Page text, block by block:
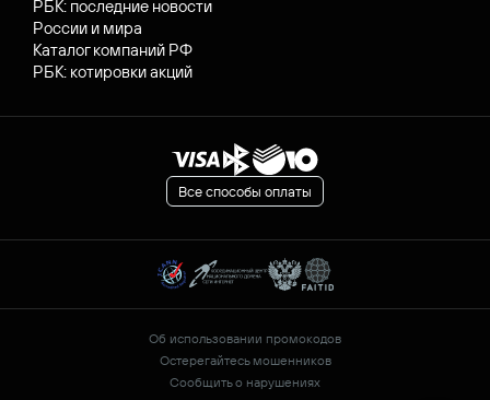
РБК: последние новости
России и мира
Каталог компаний РФ
РБК: котировки акций
Все способы оплаты
Об использовании промокодов
Остерегайтесь мошенников
Сообщить о нарушениях